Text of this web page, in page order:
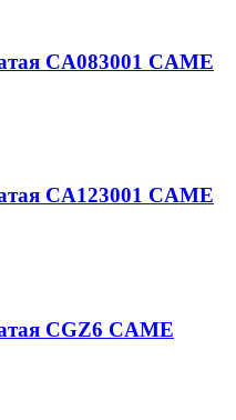
CA083001 CAME
CA123001 CAME
CGZ6 CAME